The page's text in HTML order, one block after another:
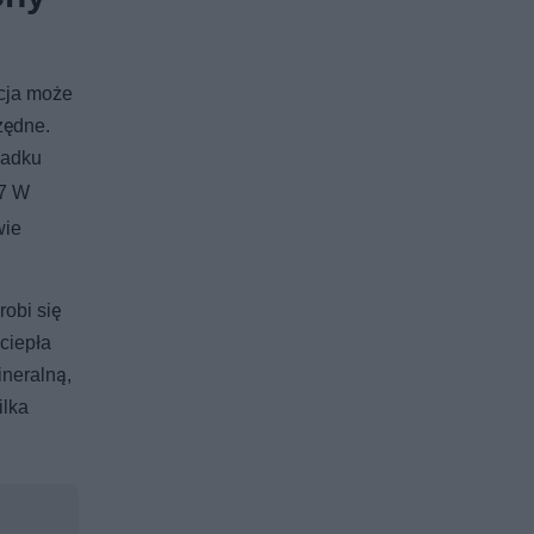
może
W
się